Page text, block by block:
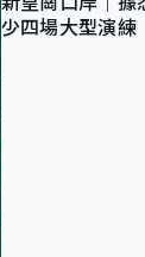
少四場大型演